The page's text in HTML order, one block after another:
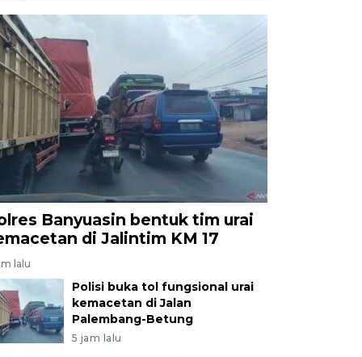
Banyuasin bentuk tim urai
di Jalintim KM 17
lalu
Polisi buka tol fungsional urai
kemacetan di Jalan
Palembang-Betung
5 jam lalu